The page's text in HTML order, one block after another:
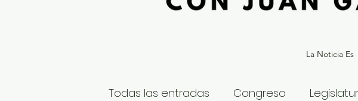
La Noticia Es
Todas las entradas Congreso